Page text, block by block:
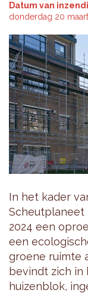
Datum van
donderdag 20
In het kader
Scheutplaneet
2024 een
een
groene ruimte
bevindt zich in
huizenblok,